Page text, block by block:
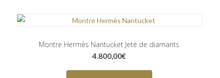
Montre Hermès Nantucket Jeté de diamants
4.800,00€